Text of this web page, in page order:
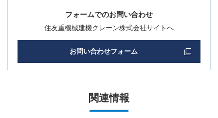
フォームでのお問い合わせ
住友重機械建機クレーン株式会社サイトへ
お問い合わせフォーム
関連情報